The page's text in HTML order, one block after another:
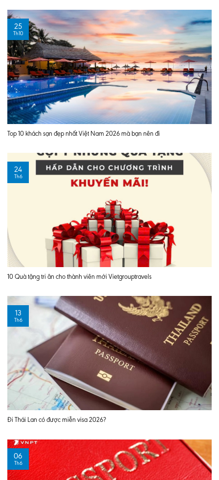
Top 10 khách sạn đẹp nhất Việt Nam 2026 mà bạn nên đi
25
Th10
10 Quà tặng tri ân cho thành viên mới Vietgrouptravels
24
Th6
Đi Thái Lan có được miễn visa 2026?
13
Th6
06
Th6